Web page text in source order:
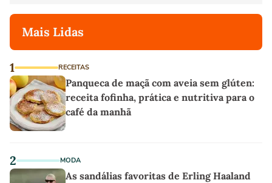
Mais Lidas
1 RECEITAS
Panqueca de maçã com aveia sem glúten:
receita fofinha, prática e nutritiva para o
café da manhã
2 MODA
As sandálias favoritas de Erling Haaland